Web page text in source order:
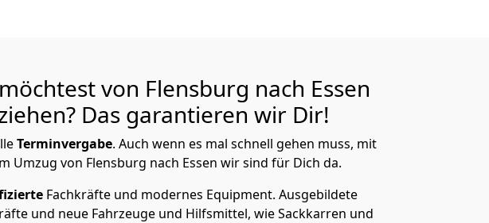
von Flensburg nach Essen
Das garantieren wir Dir!
Terminvergabe. Auch wenn es mal schnell gehen muss, mit
Umzug von Flensburg nach Essen wir sind für Dich da.
Fachkräfte und modernes Equipment. Ausgebildete
und neue Fahrzeuge und Hilfsmittel, wie Sackkarren und